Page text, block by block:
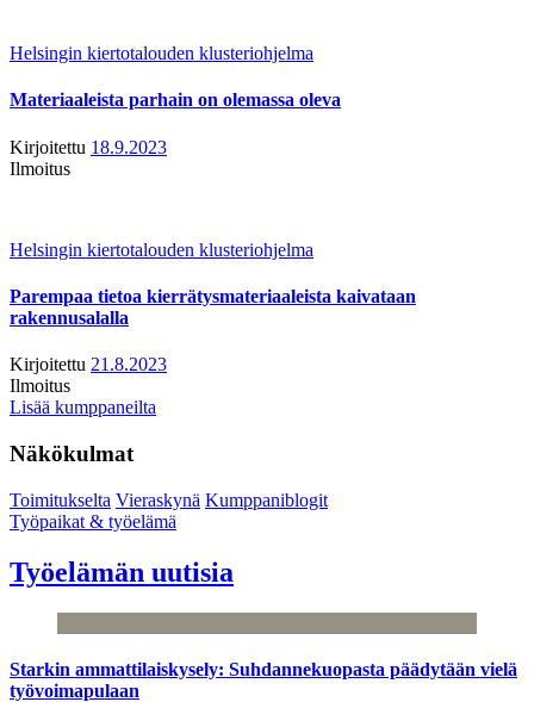
Helsingin kiertotalouden klusteriohjelma
Materiaaleista parhain on olemassa oleva
Kirjoitettu 18.9.2023
Ilmoitus
Helsingin kiertotalouden klusteriohjelma
Parempaa tietoa kierrätysmateriaaleista kaivataan
rakennusalalla
Kirjoitettu 21.8.2023
Ilmoitus
Lisää kumppaneilta
Näkökulmat
Toimitukselta Vieraskynä Kumppaniblogit
Työpaikat & työelämä
Työelämän uutisia
Starkin ammattilaiskysely: Suhdannekuopasta päädytään vielä
työvoimapulaan